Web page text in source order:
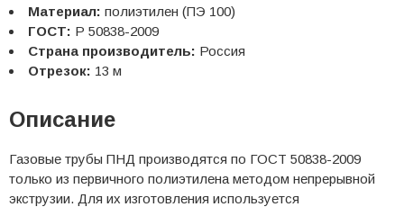
Материал: полиэтилен (ПЭ 100)
ГОСТ: Р 50838-2009
Страна производитель: Россия
Отрезок: 13 м
Описание
Газовые трубы ПНД производятся по ГОСТ 50838-2009
только из первичного полиэтилена методом непрерывной
экструзии. Для их изготовления используется